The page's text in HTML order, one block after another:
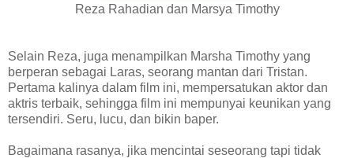
Reza Rahadian dan Marsya Timothy
Selain Reza, juga menampilkan Marsha Timothy yang
berperan sebagai Laras, seorang mantan dari Tristan.
Pertama kalinya dalam film ini, mempersatukan aktor dan
aktris terbaik, sehingga film ini mempunyai keunikan yang
tersendiri. Seru, lucu, dan bikin baper.
Bagaimana rasanya, jika mencintai seseorang tapi tidak